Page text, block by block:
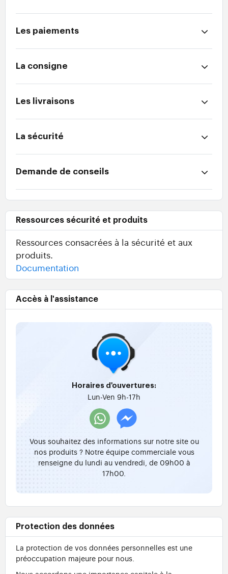
Les paiements
La consigne
Les livraisons
La sécurité
Demande de conseils
Ressources sécurité et produits
Ressources consacrées à la sécurité et aux
produits.
Documentation
Accès à l'assistance
Horaires d'ouvertures:
Lun-Ven 9h-17h
Vous souhaitez des informations sur notre site ou
nos produits ? Notre équipe commerciale vous
renseigne du lundi au vendredi, de 09h00 à
17h00.
Protection des données
La protection de vos données personnelles est une
préoccupation majeure pour nous.